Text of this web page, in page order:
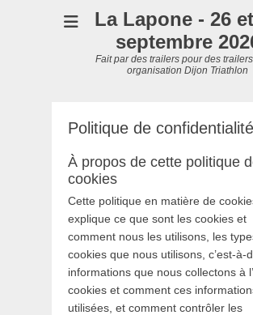
La Lapone - 26
septembre
Fait par des trailers pour des
organisation Dijon Triathlon
Politique de confidentialité
À propos de cette politique
cookies
Cette politique en matière de
explique ce que sont les cookies et
comment nous les utilisons, les
cookies que nous utilisons, c’est-à-
informations que nous collectons à
cookies et comment ces
utilisées, et comment contrôler les